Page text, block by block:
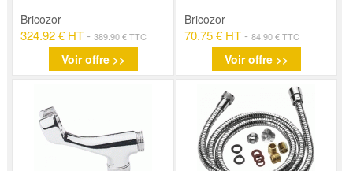
Bricozor
324.92 € HT -389.90 € TTC
Voir offre >>
Bricozor
70.75 € HT- 84.90 € TTC
Voir offre >>